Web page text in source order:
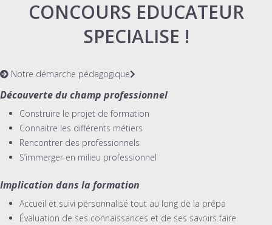
CONCOURS EDUCATEUR
SPECIALISE !
Notre démarche pédagogique
Découverte du champ professionnel
Construire le projet de formation
Connaitre les différents métiers
Rencontrer des professionnels
S’immerger en milieu professionnel
Implication dans la formation
Accueil et suivi personnalisé tout au long de la prépa
Évaluation de ses connaissances et de ses savoirs faire